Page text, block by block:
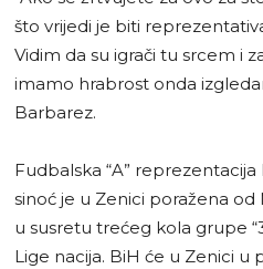
što vrijedi je biti
Vidim da su igrači tu srcem i
imamo hrabrost onda
Barbarez.
Fudbalska “A”
sinoć je u Zenici poražena
u susretu trećeg kola grupe
Lige nacija. BiH će u Zenici u